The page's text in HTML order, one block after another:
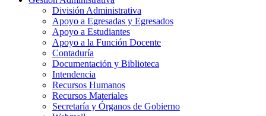
División Administrativa
Apoyo a Egresadas y Egresados
Apoyo a Estudiantes
Apoyo a la Función Docente
Contaduría
Documentación y Biblioteca
Intendencia
Recursos Humanos
Recursos Materiales
Secretaría y Órganos de Gobierno